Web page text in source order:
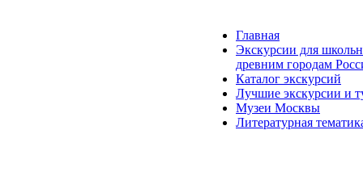
Главная
Экскурсии для
древним городам
Каталог экскурсий
Лучшие экскурсии и
Музеи Москвы
Литературная